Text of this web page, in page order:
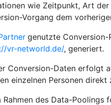
wie Zeitpunkt, Art der
Vorgang dem
genutzte Conversion-
vr-networld.de/, generiert.
Conversion-Daten erfolgt
einzelnen Personen direkt
Rahmen des Data-Poolings